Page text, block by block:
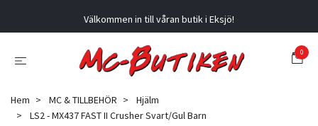
Välkommen in till våran butik i Eksjö!
0
Hem MC & TILLBEHÖR
Hjälm
LS2 - MX437 FAST II Crusher Svart/Gul Barn